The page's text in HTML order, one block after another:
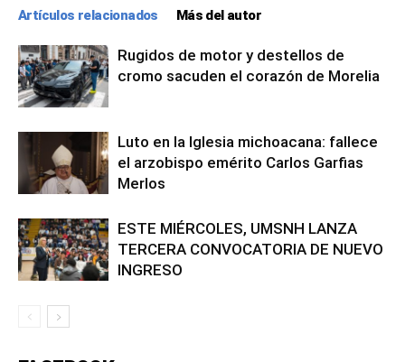
Artículos relacionados Más del autor
Rugidos de motor y destellos de
cromo sacuden el corazón de Morelia
Luto en la Iglesia michoacana: fallece
el arzobispo emérito Carlos Garfias
Merlos
ESTE MIÉRCOLES, UMSNH LANZA
TERCERA CONVOCATORIA DE NUEVO
INGRESO